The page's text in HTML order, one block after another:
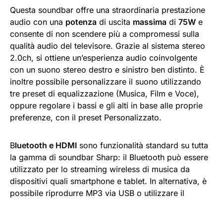
Questa soundbar offre una straordinaria prestazione
audio con una potenza di uscita massima di 75W e
consente di non scendere più a compromessi sulla
qualità audio del televisore. Grazie al sistema stereo
2.0ch, si ottiene un’esperienza audio coinvolgente
con un suono stereo destro e sinistro ben distinto. È
inoltre possibile personalizzare il suono utilizzando
tre preset di equalizzazione (Musica, Film e Voce),
oppure regolare i bassi e gli alti in base alle proprie
preferenze, con il preset Personalizzato.
Bluetooth e HDMI sono funzionalità standard su tutta
la gamma di soundbar Sharp: il Bluetooth può essere
utilizzato per lo streaming wireless di musica da
dispositivi quali smartphone e tablet. In alternativa, è
possibile riprodurre MP3 via USB o utilizzare il